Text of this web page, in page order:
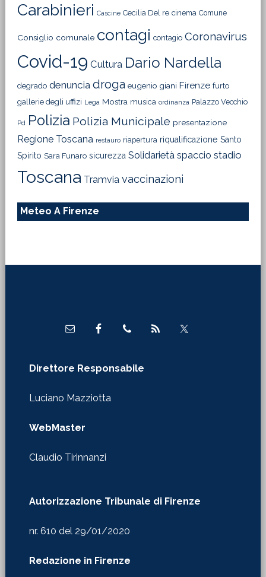
Carabinieri Cascine Cecilia Del re cinema Comune
Consiglio comunale contagi contagio Coronavirus
Covid-19 Cultura Dario Nardella
degrado denuncia droga eugenio giani Firenze furto
gallerie degli uffizi Lega Mostra musica ordinanza Palazzo Vecchio
Pd Polizia Polizia Municipale presentazione
Regione Toscana restauro riapertura riqualificazione Santo
Spirito Sara Funaro sicurezza Solidarietà spaccio stadio
Toscana Tramvia vaccinazioni
Meteo A Firenze
Direttore Responsabile
Luciano Mazziotta
WebMaster
Claudio Tirinnanzi
Autorizzazione Tribunale di Firenze
nr. 610 del 29/01/2020
Redazione in Firenze